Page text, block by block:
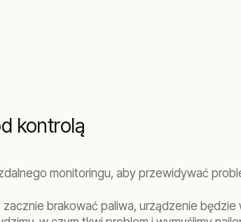
kontrolą
monitoringu, aby przewidywać
brakować paliwa, urządzenie